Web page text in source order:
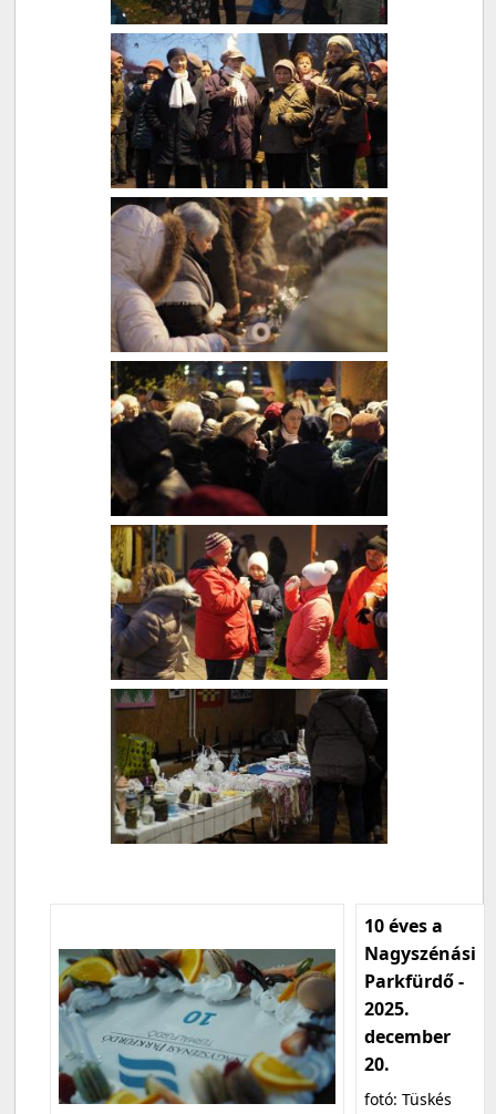
10 éves a
Nagyszénási
Parkfürdő -
2025.
december
20.
fotó: Tüskés